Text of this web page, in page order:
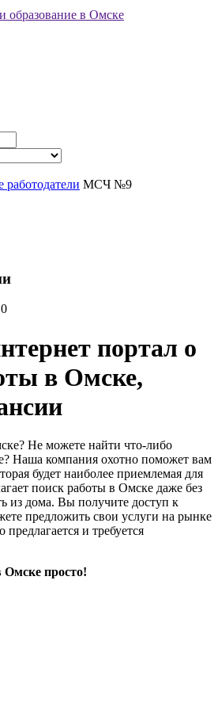
работодатели МСЧ №9
портал о
в Омске,
Не можете найти что-либо
Наша компания охотно поможет вам
будет наиболее приемлемая для
поиск работы в Омске даже без
из дома. Вы получите доступ к
предложить свои услуги на рынке
предлагается и требуется
Омске просто!